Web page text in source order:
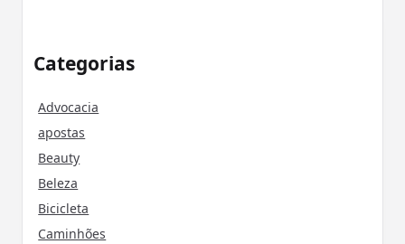
Categorias
Advocacia
apostas
Beauty
Beleza
Bicicleta
Caminhões